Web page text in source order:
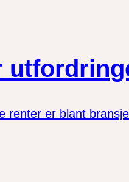
renter er blant